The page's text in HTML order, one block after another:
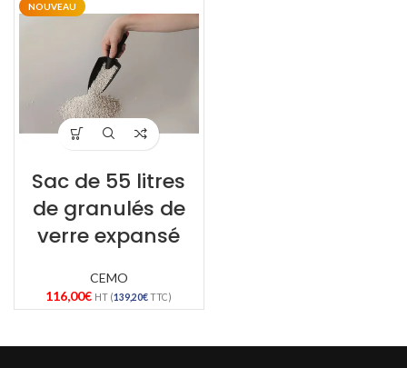
NOUVEAU
Sac de 55 litres
de granulés de
verre expansé
CEMO
116,00€ HT (139,20€TTC)